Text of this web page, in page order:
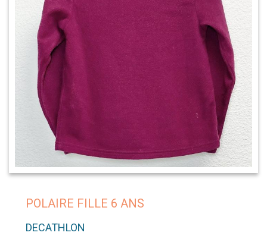
POLAIRE FILLE 6 ANS
DECATHLON